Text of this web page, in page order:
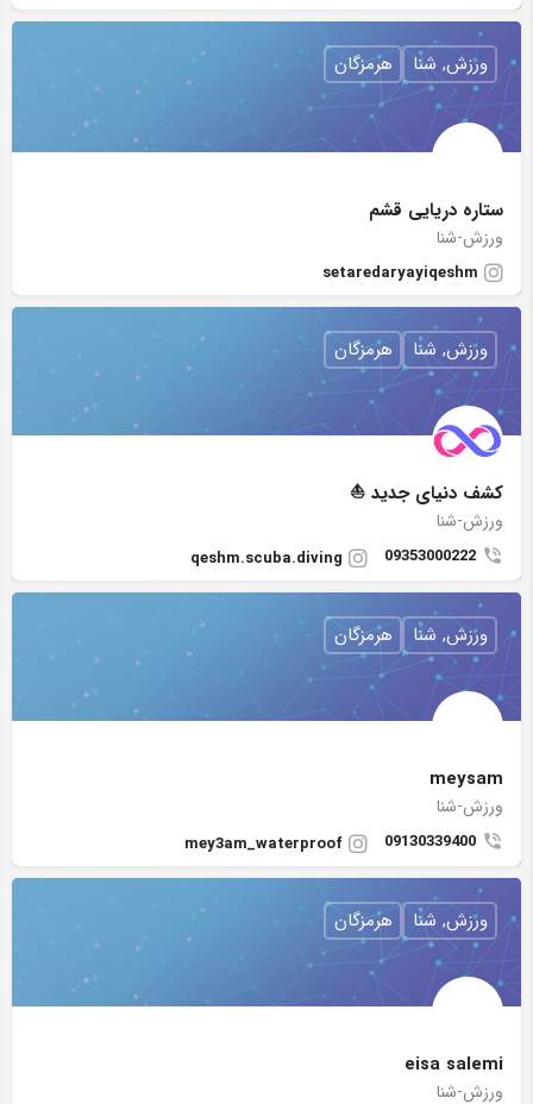
ستاره دریایی قشم
ورزش-شنا
setaredaryayiqeshm
ورزش, شنا هرمزگان
کشف دنیای جدید ⛵
ورزش-شنا
09353000222
qeshm.scuba.diving
ورزش, شنا هرمزگان
meysam
ورزش-شنا
09130339400
mey3am_waterproof
ورزش, شنا هرمزگان
eisa salemi
ورزش-شنا
ورزش, شنا هرمزگان